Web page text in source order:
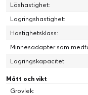
Läshastighet:
Lagringshastighet:
Hastighetsklass:
Minnesadapter som
Lagringskapacitet:
Mått och vikt
Grovlek: